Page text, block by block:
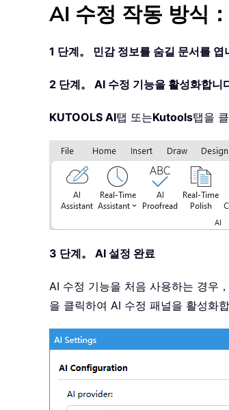
AI 수정 작동 방식：
1 단계。 민감 정보를 숨길 문서를 엽
2 단계。 AI 수정 기능을 활성화합니
KUTOOLS AI탭 또는Kutools탭을
3 단계。 AI 설정 완료
AI 수정 기능을 처음 사용하는 경우
을 클릭하여 AI 수정 패널을 활성화합